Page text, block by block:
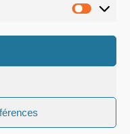
MENTIONS LÉGALES